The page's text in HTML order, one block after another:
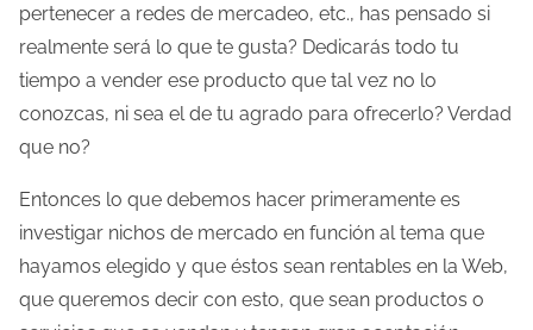
r
pertenecer a redes de mercadeo, etc., has pensado si
realmente será lo que te gusta? Dedicarás todo tu
tiempo a vender ese producto que tal vez no lo
conozcas, ni sea el de tu agrado para ofrecerlo? Verdad
que no?
Entonces lo que debemos hacer primeramente es
investigar nichos de mercado en función al tema que
hayamos elegido y que éstos sean rentables en la Web,
que queremos decir con esto, que sean productos o